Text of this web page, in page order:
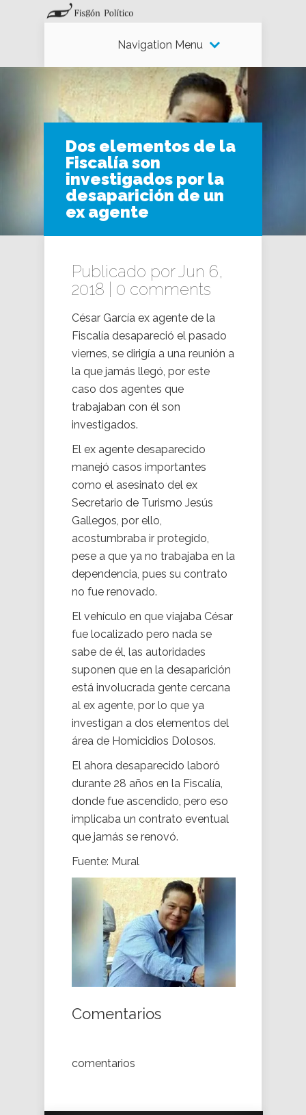
Navigation Menu
Dos elementos de la
Fiscalía son
investigados por la
desaparición de un
ex agente
Publicado por Jun 6,
2018 | 0 comments
César García ex agente de la
Fiscalía desapareció el pasado
viernes, se dirigía a una reunión a
la que jamás llegó, por este
caso dos agentes que
trabajaban con él son
investigados.
El ex agente desaparecido
manejó casos importantes
como el asesinato del ex
Secretario de Turismo Jesús
Gallegos, por ello,
acostumbraba ir protegido,
pese a que ya no trabajaba en la
dependencia, pues su contrato
no fue renovado.
El vehículo en que viajaba César
fue localizado pero nada se
sabe de él, las autoridades
suponen que en la desaparición
está involucrada gente cercana
al ex agente, por lo que ya
investigan a dos elementos del
área de Homicidios Dolosos.
El ahora desaparecido laboró
durante 28 años en la Fiscalía,
donde fue ascendido, pero eso
implicaba un contrato eventual
que jamás se renovó.
Fuente: Mural
Comentarios
comentarios